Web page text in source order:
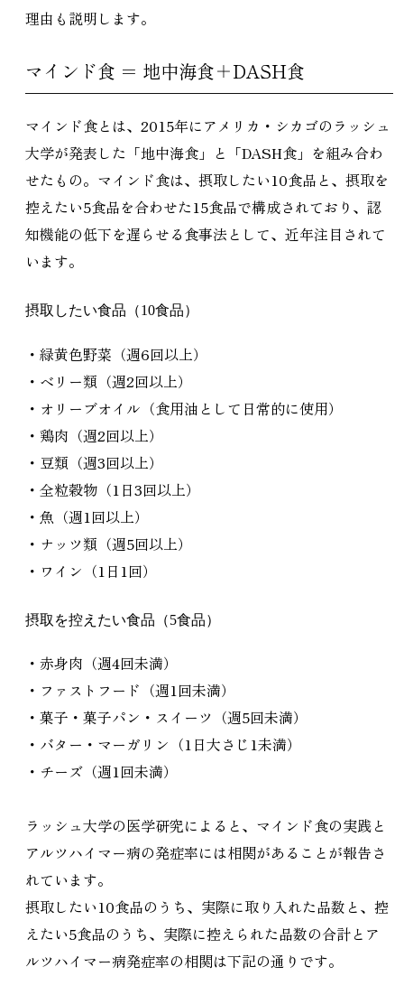
理由も説明します。
マインド食 ＝ 地中海食＋DASH食
マインド食とは、2015年にアメリカ・シカゴのラッシュ
大学が発表した「地中海食」と「DASH食」を組み合わ
せたもの。マインド食は、摂取したい10食品と、摂取を
控えたい5食品を合わせた15食品で構成されており、認
知機能の低下を遅らせる食事法として、近年注目されて
います。
摂取したい食品（10食品）
・緑黄色野菜（週6回以上）
・ベリー類（週2回以上）
・オリーブオイル（食用油として日常的に使用）
・鶏肉（週2回以上）
・豆類（週3回以上）
・全粒穀物（1日3回以上）
・魚（週1回以上）
・ナッツ類（週5回以上）
・ワイン（1日1回）
摂取を控えたい食品（5食品）
・赤身肉（週4回未満）
・ファストフード（週1回未満）
・菓子・菓子パン・スイーツ（週5回未満）
・バター・マーガリン（1日大さじ1未満）
・チーズ（週1回未満）
ラッシュ大学の医学研究によると、マインド食の実践と
アルツハイマー病の発症率には相関があることが報告さ
れています。
摂取したい10食品のうち、実際に取り入れた品数と、控
えたい5食品のうち、実際に控えられた品数の合計とア
ルツハイマー病発症率の相関は下記の通りです。